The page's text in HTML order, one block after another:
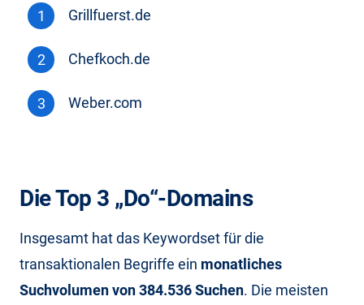
Grillfuerst.de
Chefkoch.de
Weber.com
Die Top 3 „Do“-Domains
Insgesamt hat das Keywordset für die
transaktionalen Begriffe ein monatliches
Suchvolumen von 384.536 Suchen. Die meisten